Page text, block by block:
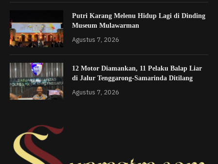
Putri Karang Melenu Hidup Lagi di Dinding
Museum Mulawarman
Agustus 7, 2026
12 Motor Diamankan, 11 Pelaku Balap Liar
di Jalur Tenggarong-Samarinda Ditilang
Agustus 7, 2026